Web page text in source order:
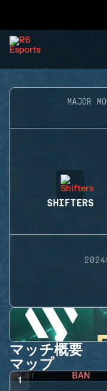
MAJOR
SHIFTERS
マッチ概要
マップ
1 BAN